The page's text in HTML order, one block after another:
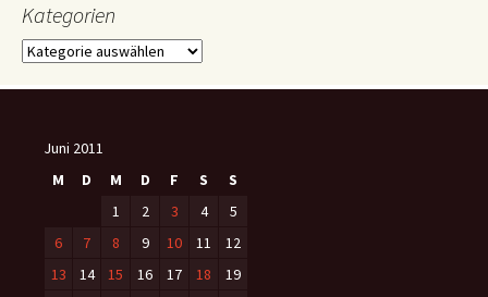
Kategorien
Kategorien
Juni 2011
M
D M D F S
S
1
2 3 4
5
6
7 8 9 10 11
12
13
14 15 16 17 18
19